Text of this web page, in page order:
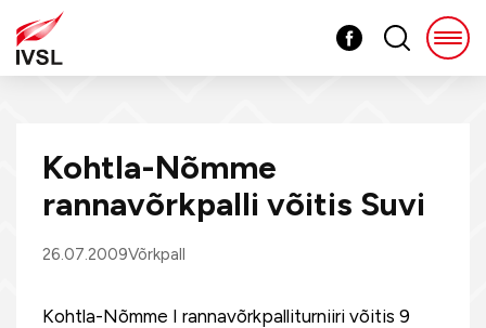
Kohtla-Nõmme
rannavõrkpalli võitis Suvi
26.07.2009Võrkpall
Kohtla-Nõmme I rannavõrkpalliturniiri võitis 9